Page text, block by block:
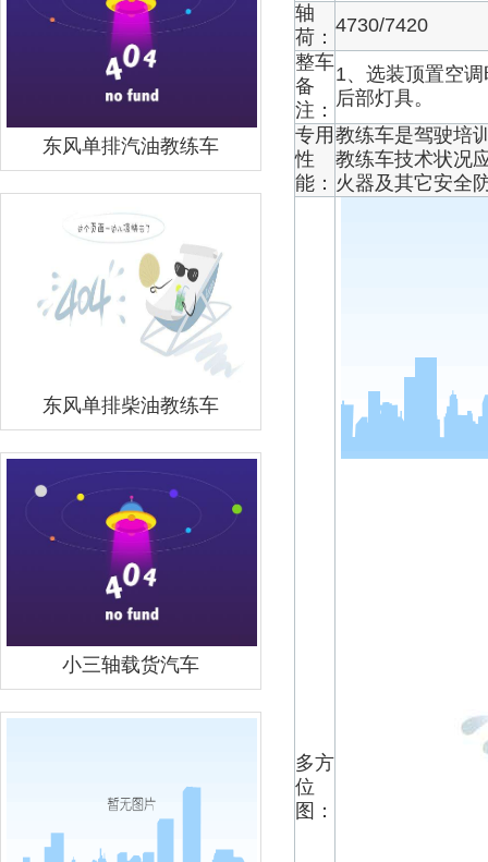
东风单排汽油教练车
东风单排柴油教练车
小三轴载货汽车
轴
荷：
4730/7420
整车
备
注：
1、选装顶置空
后部灯具。
专用
性
能：
教练车是驾驶培
教练车技术状况
火器及其它安全
多方
位
图：